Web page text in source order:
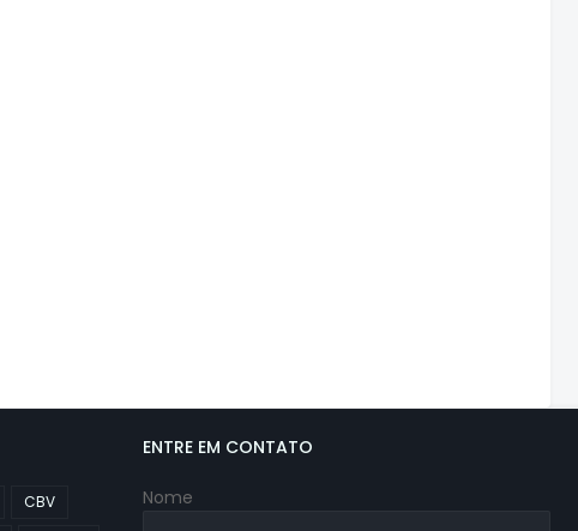
CBV
ENTRE EM CONTATO
Nome